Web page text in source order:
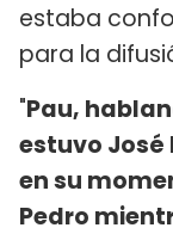
estaba
para la
"Pau,
estuvo
en su
Pedro